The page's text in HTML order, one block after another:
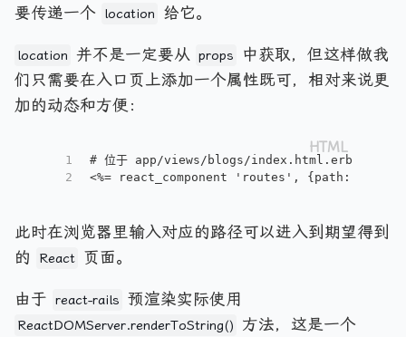
要传递一个
location 给它。
location 并不是一定要从 props
中获取，但这样做我
们只需要在入口页上添加一个属性既可，相对来说更
加的动态和方便：
1
2
# 位于 app/views/blogs/index.html.erb 的入口
<%= react_component 'routes', {path:
此时在浏览器里输入对应的路径可以进入到期望得到
的
React 页面。
由于 react-rails 预渲染实际使用
ReactDOMServer.renderToString() 方法，这是一个